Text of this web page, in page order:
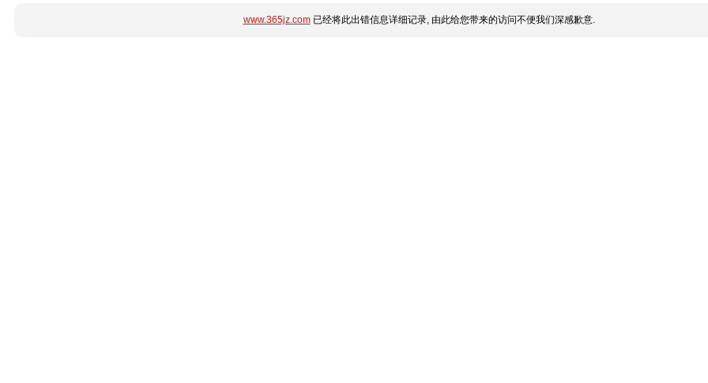
www.365jz.com已经将此出错信息详细记录, 由此给您带来的访问不便我们深感歉意.